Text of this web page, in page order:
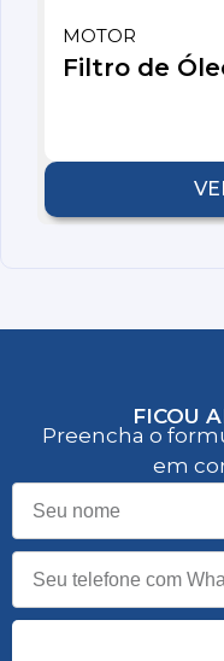
MOTOR
Filtro de
FICOU
Preencha o
em